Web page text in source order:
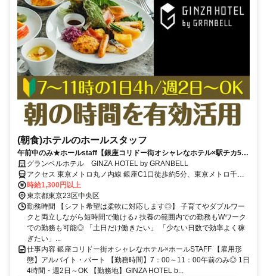
(朝食)ホテルのホールスタッフ
午前中のみ★ホールstaff【銀座コリドー街オシャレなホテル×駅チカ5
分】週2日～・1日4ｈ！
グランベルホテル GINZA HOTEL by GRANBELL
アクセス 東京メトロ丸ノ内線 銀座C1口徒歩約5分、東京メトロ千代
田線/ＪＲ常磐線 日比谷A1口徒歩約6分、東京メトロ銀座線 新橋5番口
徒歩約6分
時給1,300円以上
東京都東京23区中央区
勤務時間 【シフト希望は柔軟に対応します◎】 子育てやダブルワー
クと両立しながら短時間で働ける♪ 扶養の範囲内での勤務もWワーク
での勤務も可能◎ 「土日だけ働きたい」 「少ない日数で効率よく稼
ぎたい」...
仕事内容 銀座コリドー街オシャレなホテル×ホールSTAFF 【雇用形
態】アルバイト・パート 【勤務時間】7：00～11：00午前のみ◎ 1日
4時間・週2日～OK 【勤務地】GINZA HOTEL b...